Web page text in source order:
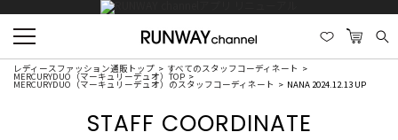
レディースファッション通販トップ すべてのスタッフコーディネート
MERCURYDUO（マーキュリーデュオ）TOP
MERCURYDUO（マーキュリーデュオ）のスタッフコーディネート NANA 2024.12.13 UP
STAFF COORDINATE